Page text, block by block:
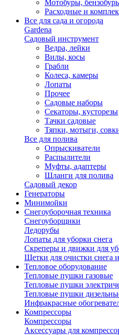
Мотобуры,
Расходные и
Все для сада и огорода
Gardena
Садовый инструмент
Ведра, лейки
Вилы, косы
Грабли
Колеса, камеры
Лопаты
Прочее
Садовые наборы
Секаторы, кусторезы
Тачки садовые
Тяпки, мотыги,
Все для полива
Опрыскиватели
Распылители
Муфты, адаптеры
Шланги для полива
Садовый декор
Генераторы
Минимойки
Снегоуборочная техника
Снегоуборщики
Ледорубы
Лопаты для уборки снега
Скреперы и движки для
Щетки для очистки снега
Тепловое оборудование
Тепловые пушки газовые
Тепловые пушки
Тепловые пушки
Инфракрасные
Компрессоры
Компрессоры
Аксессуары для